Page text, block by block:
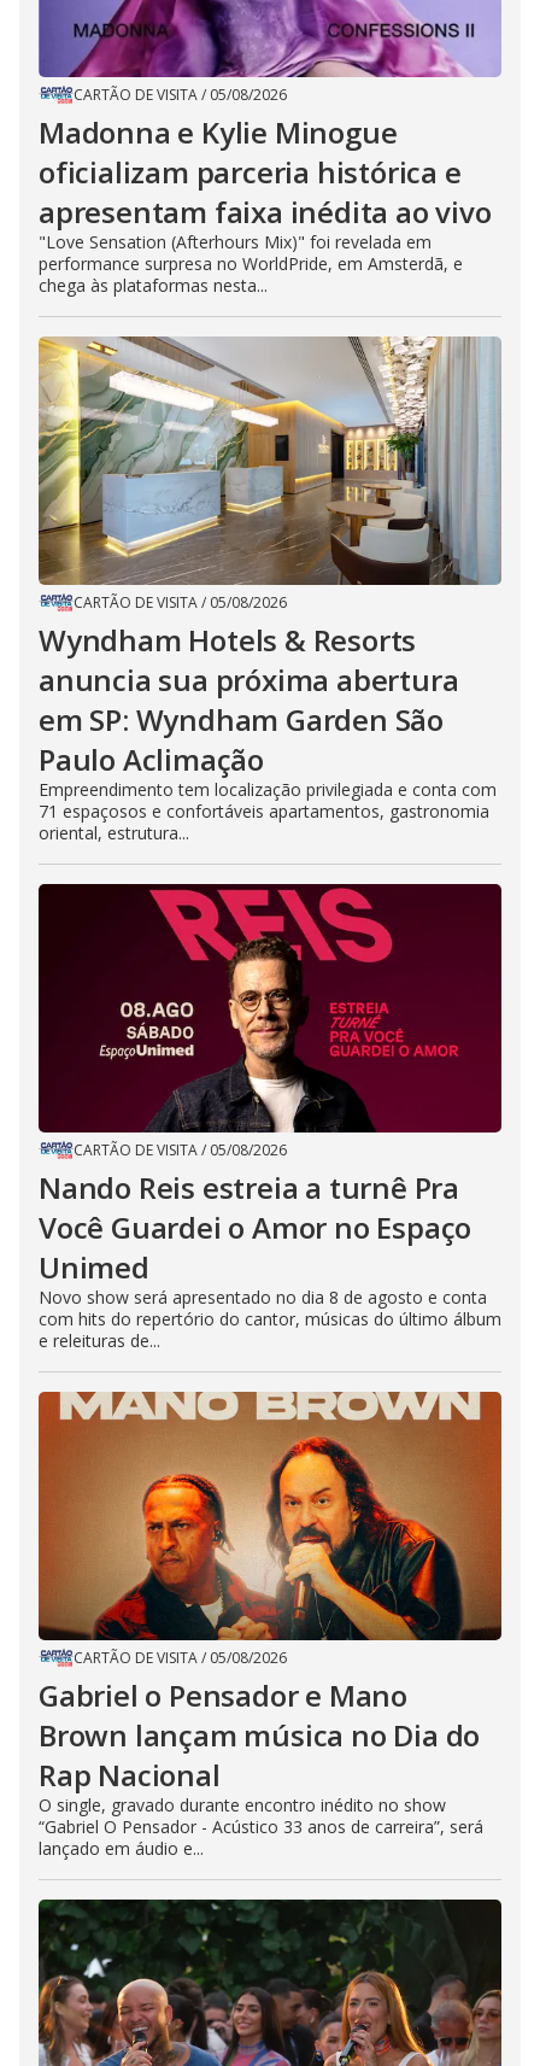
CARTÃO DE VISITA/ 05/08/2026
Madonna e Kylie Minogue
oficializam parceria histórica e
apresentam faixa inédita ao vivo
"Love Sensation (Afterhours Mix)" foi revelada em
performance surpresa no WorldPride, em Amsterdã, e
chega às plataformas nesta...
CARTÃO DE VISITA/ 05/08/2026
Wyndham Hotels & Resorts
anuncia sua próxima abertura
em SP: Wyndham Garden São
Paulo Aclimação
Empreendimento tem localização privilegiada e conta com
71 espaçosos e confortáveis apartamentos, gastronomia
oriental, estrutura...
CARTÃO DE VISITA/ 05/08/2026
Nando Reis estreia a turnê Pra
Você Guardei o Amor no Espaço
Unimed
Novo show será apresentado no dia 8 de agosto e conta
com hits do repertório do cantor, músicas do último álbum
e releituras de...
CARTÃO DE VISITA/ 05/08/2026
Gabriel o Pensador e Mano
Brown lançam música no Dia do
Rap Nacional
O single, gravado durante encontro inédito no show
“Gabriel O Pensador - Acústico 33 anos de carreira”, será
lançado em áudio e...